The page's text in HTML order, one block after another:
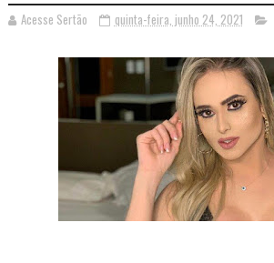
Acesse Sertão quinta-feira, junho 24, 2021